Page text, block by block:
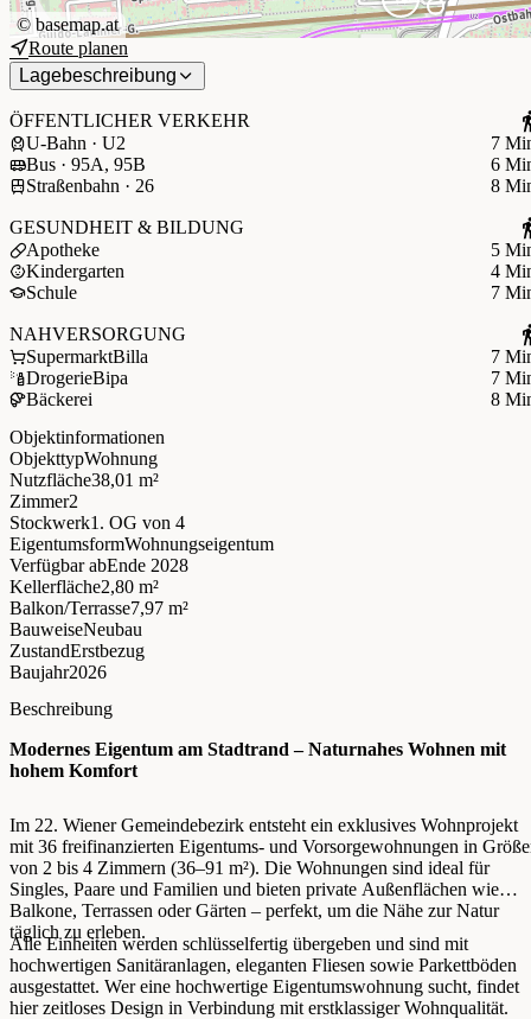
© basemap.at
Route planen
Lagebeschreibung
ÖFFENTLICHER VERKEHR
U-Bahn · U2
7
Bus · 95A, 95B
6
Straßenbahn · 26
8
GESUNDHEIT & BILDUNG
Apotheke
5
Kindergarten
4
Schule
7
NAHVERSORGUNG
SupermarktBilla
7
DrogerieBipa
7
Bäckerei
8
Objektinformationen
ObjekttypWohnung
Nutzfläche38,01 m²
Zimmer2
Stockwerk1. OG von 4
EigentumsformWohnungseigentum
Verfügbar abEnde 2028
Kellerfläche2,80 m²
Balkon/Terrasse7,97 m²
BauweiseNeubau
ZustandErstbezug
Baujahr2026
Beschreibung
Modernes Eigentum am Stadtrand – Naturnahes Wohnen mit
hohem Komfort
Im 22. Wiener Gemeindebezirk entsteht ein exklusives Wohnprojekt
mit 36 freifinanzierten Eigentums- und Vorsorgewohnungen in
von 2 bis 4 Zimmern (36–91 m²). Die Wohnungen sind ideal für
Singles, Paare und Familien und bieten private Außenflächen wie
Balkone, Terrassen oder Gärten – perfekt, um die Nähe zur Natur
täglich zu erleben.
Alle Einheiten werden schlüsselfertig übergeben und sind mit
hochwertigen Sanitäranlagen, eleganten Fliesen sowie Parkettböden
ausgestattet. Wer eine hochwertige Eigentumswohnung sucht, findet
hier zeitloses Design in Verbindung mit erstklassiger Wohnqualität.